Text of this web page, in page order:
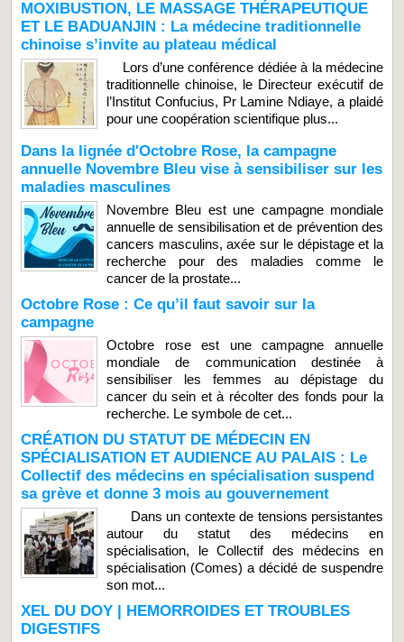
MOXIBUSTION, LE MASSAGE THÉRAPEUTIQUE
ET LE BADUANJIN : La médecine traditionnelle
chinoise s’invite au plateau médical
Lors d’une conférence dédiée à la médecine
traditionnelle chinoise, le Directeur exécutif de
l’Institut Confucius, Pr Lamine Ndiaye, a plaidé
pour une coopération scientifique plus...
Dans la lignée d'Octobre Rose, la campagne
annuelle Novembre Bleu vise à sensibiliser sur les
maladies masculines
Novembre Bleu est une campagne mondiale
annuelle de sensibilisation et de prévention des
cancers masculins, axée sur le dépistage et la
recherche pour des maladies comme le
cancer de la prostate...
Octobre Rose : Ce qu’il faut savoir sur la
campagne
Octobre rose est une campagne annuelle
mondiale de communication destinée à
sensibiliser les femmes au dépistage du
cancer du sein et à récolter des fonds pour la
recherche. Le symbole de cet...
CRÉATION DU STATUT DE MÉDECIN EN
SPÉCIALISATION ET AUDIENCE AU PALAIS : Le
Collectif des médecins en spécialisation suspend
sa grève et donne 3 mois au gouvernement
Dans un contexte de tensions persistantes
autour du statut des médecins en
spécialisation, le Collectif des médecins en
spécialisation (Comes) a décidé de suspendre
son mot...
XEL DU DOY | HEMORROIDES ET TROUBLES
DIGESTIFS